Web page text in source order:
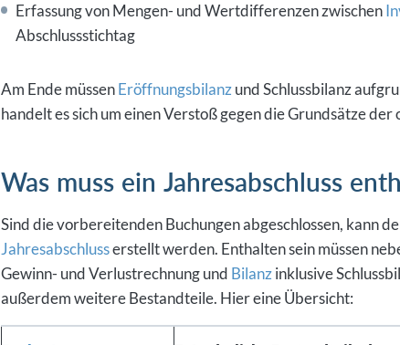
Erfassung von Mengen- und Wertdifferenzen zwischen
Abschlussstichtag
Am Ende müssenEröffnungsbilanzund Schlussbilanz
handelt es sich um einen Verstoß gegen die Grundsätze
Was muss ein Jahresabschluss
Sind die vorbereitenden Buchungen abgeschlossen, kann
Jahresabschlusserstellt werden. Enthalten sein müssen
Gewinn- und Verlustrechnung und Bilanzinklusive
außerdem weitere Bestandteile. Hier eine Übersicht: